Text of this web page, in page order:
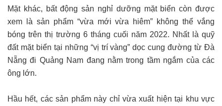
Mặt khác, bất động sản nghỉ dưỡng mặt biển còn được
xem là sản phẩm “vừa mới vừa hiêm” không thể vắng
bóng trên thị trường 6 tháng cuối năm 2022. Nhất là quỹ
đất mặt biển tại những “vị trí vàng” dọc cung đường từ Đà
Nẵng đi Quảng Nam đang nằm trong tầm ngắm của các
ông lớn.
Hầu hết, các sản phẩm này chỉ vừa xuất hiện tại khu vực